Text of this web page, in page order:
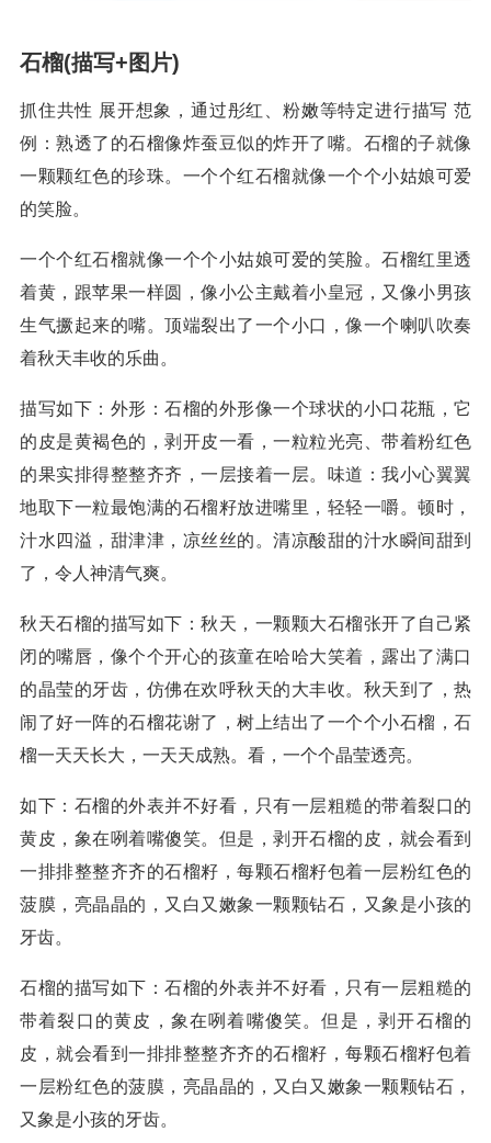
石榴(描写+图片)
抓住共性 展开想象，通过彤红、粉嫩等特定进行描写 范
例：熟透了的石榴像炸蚕豆似的炸开了嘴。石榴的子就像
一颗颗红色的珍珠。一个个红石榴就像一个个小姑娘可爱
的笑脸。
一个个红石榴就像一个个小姑娘可爱的笑脸。石榴红里透
着黄，跟苹果一样圆，像小公主戴着小皇冠，又像小男孩
生气撅起来的嘴。顶端裂出了一个小口，像一个喇叭吹奏
着秋天丰收的乐曲。
描写如下：外形：石榴的外形像一个球状的小口花瓶，它
的皮是黄褐色的，剥开皮一看，一粒粒光亮、带着粉红色
的果实排得整整齐齐，一层接着一层。味道：我小心翼翼
地取下一粒最饱满的石榴籽放进嘴里，轻轻一嚼。顿时，
汁水四溢，甜津津，凉丝丝的。清凉酸甜的汁水瞬间甜到
了，令人神清气爽。
秋天石榴的描写如下：秋天，一颗颗大石榴张开了自己紧
闭的嘴唇，像个个开心的孩童在哈哈大笑着，露出了满口
的晶莹的牙齿，仿佛在欢呼秋天的大丰收。秋天到了，热
闹了好一阵的石榴花谢了，树上结出了一个个小石榴，石
榴一天天长大，一天天成熟。看，一个个晶莹透亮。
如下：石榴的外表并不好看，只有一层粗糙的带着裂口的
黄皮，象在咧着嘴傻笑。但是，剥开石榴的皮，就会看到
一排排整整齐齐的石榴籽，每颗石榴籽包着一层粉红色的
菠膜，亮晶晶的，又白又嫩象一颗颗钻石，又象是小孩的
牙齿。
石榴的描写如下：石榴的外表并不好看，只有一层粗糙的
带着裂口的黄皮，象在咧着嘴傻笑。但是，剥开石榴的
皮，就会看到一排排整整齐齐的石榴籽，每颗石榴籽包着
一层粉红色的菠膜，亮晶晶的，又白又嫩象一颗颗钻石，
又象是小孩的牙齿。